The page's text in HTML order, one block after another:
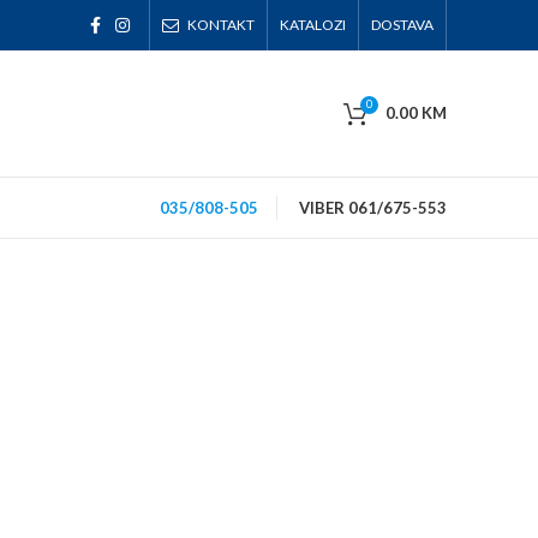
KONTAKT KATALOZI DOSTAVA
0 0.00 KM
035/808-505 VIBER 061/675-553